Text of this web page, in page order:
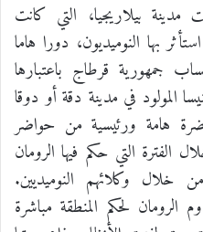
بيلاريجيا، التي كانت
بها النوميديون، دورا هاما
جمهورية قرطاج باعتبارها
المولود في مدينة دقة أو دوقا
هامة ورئيسية من حواضر
الفترة التي حكم فيها الرومان
خلال وكلائهم النوميديين.
الرومان لحكم المنطقة مباشرة